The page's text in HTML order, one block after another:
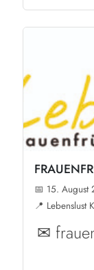
📅 15.
📍 Lebenslust
✉